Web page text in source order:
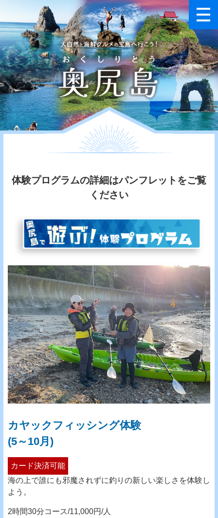
体験プログラムの詳細はパンフレットをご覧
ください
カヤックフィッシング体験
(5～10月)
カード決済可能
海の上で誰にも邪魔されずに釣りの新しい楽しさを体験し
よう。
2時間30分コース/11,000円/人